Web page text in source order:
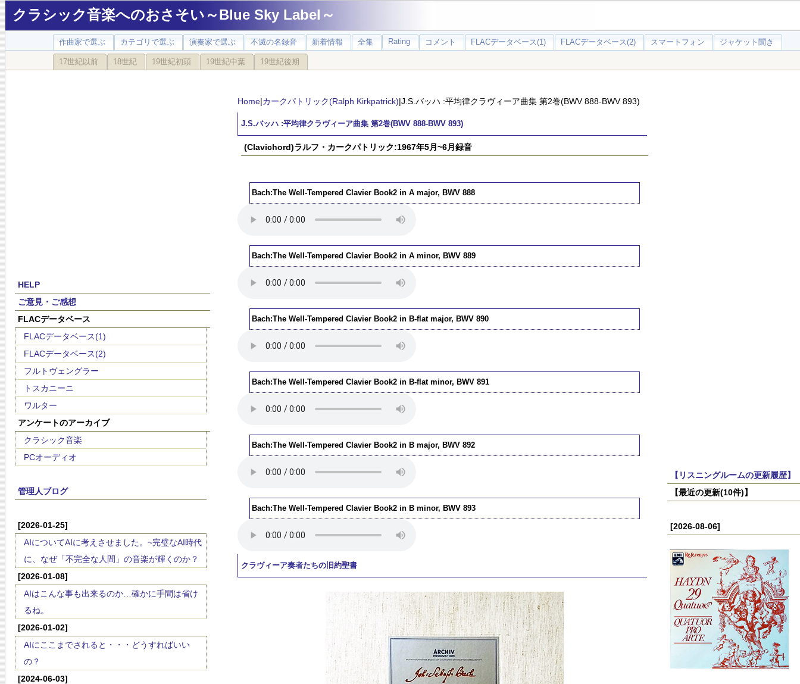
クラシック音楽へのおさそい～Blue Sky Label～
作曲家で選ぶ カテゴリで選ぶ 演奏家で選ぶ 不滅の名録音 新着情報 全集 Rating コメント FLACデータベース(1) FLACデータベース(2) スマートフォン ジャケット聞き
17世紀以前 18世紀 19世紀初頭 19世紀中葉 19世紀後期
HELP
ご意見・ご感想
FLACデータベース
FLACデータベース(1)
FLACデータベース(2)
フルトヴェングラー
トスカニーニ
ワルター
アンケートのアーカイブ
クラシック音楽
PCオーディオ
管理人ブログ
[2026-01-25]
AIについてAIに考えさせました。~完璧なAI時代
に、なぜ「不完全な人間」の音楽が輝くのか？
[2026-01-08]
AIはこんな事も出来るのか…確かに手間は省け
るね。
[2026-01-02]
AIにここまでされると・・・どうすればいい
の？
[2024-06-03]
Home|カークパトリック(Ralph Kirkpatrick)|J.S.バッハ :平均律クラヴィーア曲集 第2巻(BWV 888‐BWV 893)
J.S.バッハ :平均律クラヴィーア曲集 第2巻(BWV 888‐BWV 893)
(Clavichord)ラルフ・カークパトリック:1967年5月~6月録音
Bach:The Well-Tempered Clavier Book2 in A major, BWV 888
Bach:The Well-Tempered Clavier Book2 in A minor, BWV 889
Bach:The Well-Tempered Clavier Book2 in B-flat major, BWV 890
Bach:The Well-Tempered Clavier Book2 in B-flat minor, BWV 891
Bach:The Well-Tempered Clavier Book2 in B major, BWV 892
Bach:The Well-Tempered Clavier Book2 in B minor, BWV 893
クラヴィーア奏者たちの旧約聖書
【リスニングルームの更新履歴】
【最近の更新(10件)】
[2026-08-06]